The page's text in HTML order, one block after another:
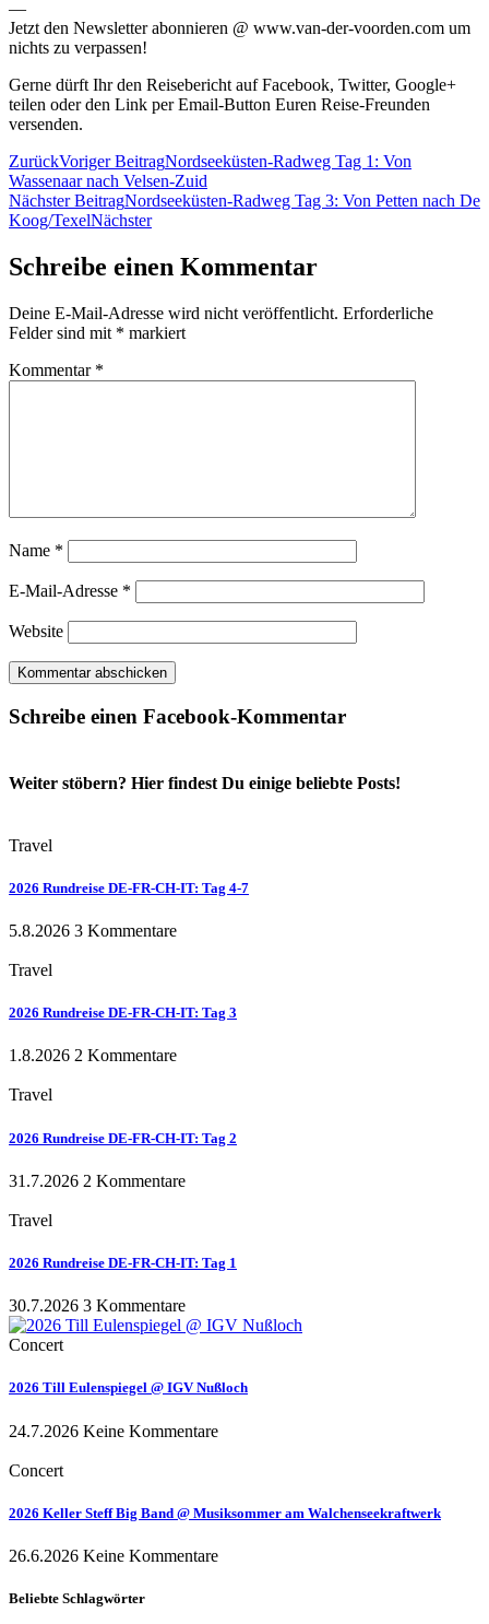
—
Jetzt den Newsletter abonnieren @ www.van-der-voorden.com um
nichts zu verpassen!
Gerne dürft Ihr den Reisebericht auf Facebook, Twitter, Google+
teilen oder den Link per Email-Button Euren Reise-Freunden
versenden.
ZurückVoriger BeitragNordseeküsten-Radweg Tag 1: Von
Wassenaar nach Velsen-Zuid
Nächster BeitragNordseeküsten-Radweg Tag 3: Von Petten nach De
Koog/TexelNächster
Schreibe einen Kommentar
Deine E-Mail-Adresse wird nicht veröffentlicht. Erforderliche
Felder sind mit * markiert
Kommentar *
Name *
E-Mail-Adresse *
Website
Schreibe einen Facebook-Kommentar
Weiter stöbern? Hier findest Du einige beliebte Posts!
Travel
2026 Rundreise DE-FR-CH-IT: Tag 4-7
5.8.2026 3 Kommentare
Travel
2026 Rundreise DE-FR-CH-IT: Tag 3
1.8.2026 2 Kommentare
Travel
2026 Rundreise DE-FR-CH-IT: Tag 2
31.7.2026 2 Kommentare
Travel
2026 Rundreise DE-FR-CH-IT: Tag 1
30.7.2026 3 Kommentare
Concert
2026 Till Eulenspiegel @ IGV Nußloch
24.7.2026 Keine Kommentare
Concert
2026 Keller Steff Big Band @ Musiksommer am Walchenseekraftwerk
26.6.2026 Keine Kommentare
Beliebte Schlagwörter